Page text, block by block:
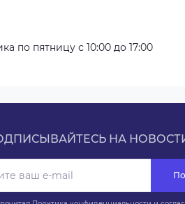
по пятницу с 10:00 до 17:00
НА